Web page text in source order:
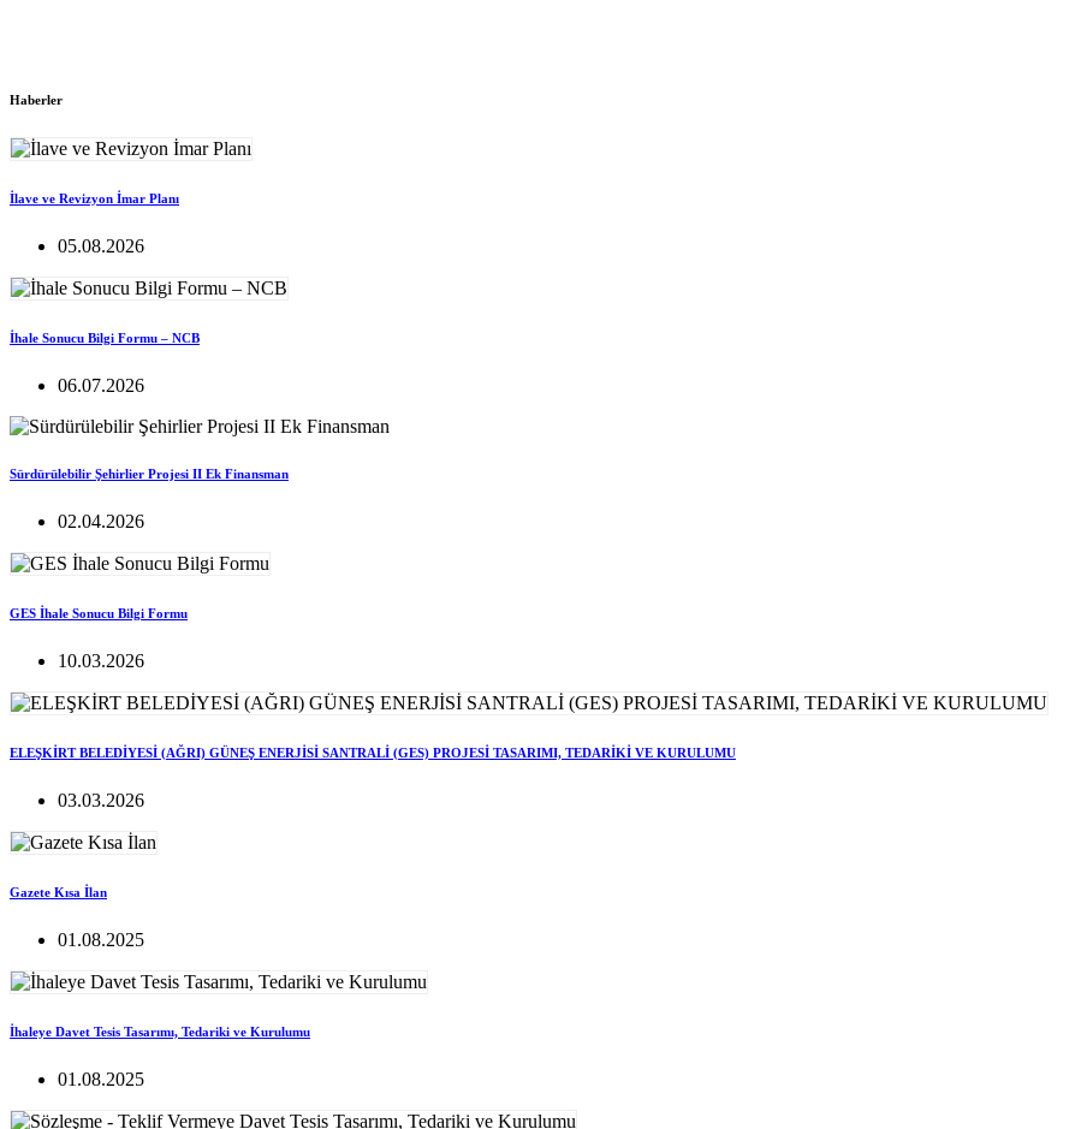
Haberler
İlave ve Revizyon İmar Planı
05.08.2026
İhale Sonucu Bilgi Formu – NCB
06.07.2026
Sürdürülebilir Şehirlier Projesi II Ek Finansman
02.04.2026
GES İhale Sonucu Bilgi Formu
10.03.2026
ELEŞKİRT BELEDİYESİ (AĞRI) GÜNEŞ ENERJİSİ SANTRALİ (GES) PROJESİ TASARIMI, TEDARİKİ VE KURULUMU
03.03.2026
Gazete Kısa İlan
01.08.2025
İhaleye Davet Tesis Tasarımı, Tedariki ve Kurulumu
01.08.2025